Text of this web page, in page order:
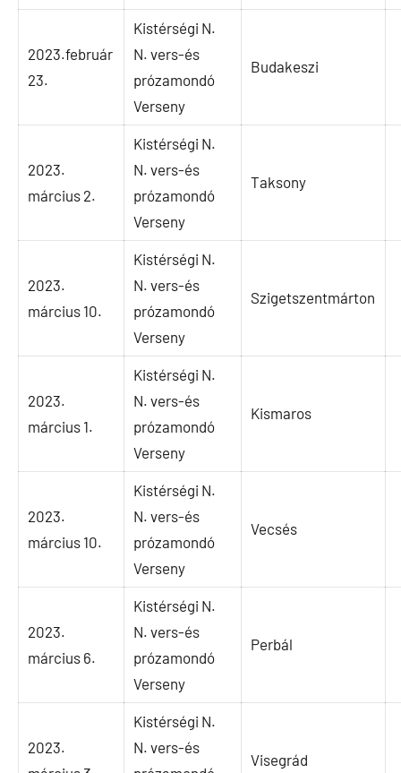
2023.február
23.
Kistérségi N.
N. vers-és
prózamondó
Verseny
Budakeszi
2023.
március 2.
Kistérségi N.
N. vers-és
prózamondó
Verseny
Taksony
2023.
március 10.
Kistérségi N.
N. vers-és
prózamondó
Verseny
Szigetszentmárton
2023.
március 1.
Kistérségi N.
N. vers-és
prózamondó
Verseny
Kismaros
2023.
március 10.
Kistérségi N.
N. vers-és
prózamondó
Verseny
Vecsés
2023.
március 6.
Kistérségi N.
N. vers-és
prózamondó
Verseny
Perbál
2023.
Kistérségi N.
N. vers-és
Visegrád